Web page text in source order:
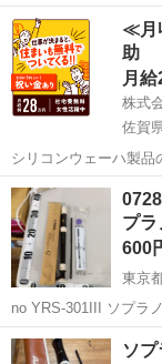
に汚れがあります。
神奈川 相模原市
≪月
助
月
株式
佐賀
シリコンウェーハ製品
やカップルとの応募
実♪業務はクリーンル
300円～の格安食堂あ
佐賀 伊万里市
プ
600
東京
no YRS-301III ソプラノ
東京 世田谷区
ソ